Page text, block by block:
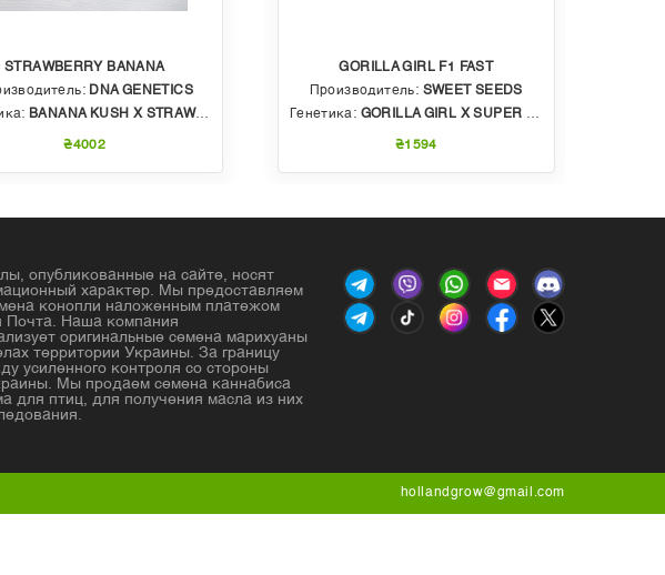
STRAWBERRY BANANA
DNA GENETICS
BANANA KUSH X STRAWBERRY PHENO OF BUBBLE GUM
₴4002
GORILLA GIRL F1 FAST
Производитель: SWEET SEEDS
Генетика: GORILLA GIRL X SUPER STRONG X SWEET GELATO AUTO
₴1594
опубликованные на сайте, носят
характер. Мы предоставляем
конопли наложенным платежом
Почта. Наша компания
оригинальные семена марихуаны
территории Украины. За границу
усиленного контроля со стороны
Мы продаем семена каннабиса
для птиц, для получения масла из них
hollandgrow@gmail.com